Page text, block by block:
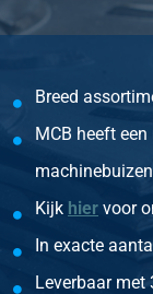
Breed
MCB heeft
Kijk hier voor
In exacte
Leverbaar met